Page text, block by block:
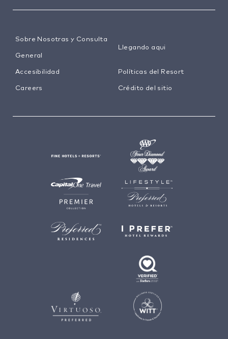
Sobre Nosotras y Consulta
General
Llegando aqui
Accesibilidad Políticas del Resort
Careers Crédito del sitio